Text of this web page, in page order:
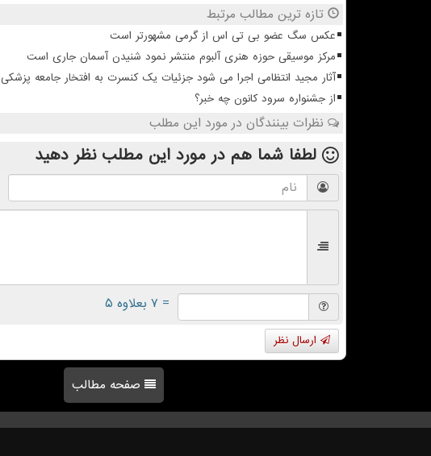
تازه ترین مطالب مرتبط
عکس سگ عضو بی تی اس از گرمی مشهورتر است
مرکز موسیقی حوزه هنری آلبوم منتشر نمود شنیدن آسمان جاری است
آثار مجید انتظامی اجرا می شود جزئیات یک کنسرت به افتخار جامعه پزشکی
از جشنواره سرود کانون چه خبر؟
نظرات بینندگان در مورد این مطلب
لطفا شما هم در مورد این مطلب نظر دهید
= ۷ بعلاوه ۵
ارسال نظر
صفحه مطالب